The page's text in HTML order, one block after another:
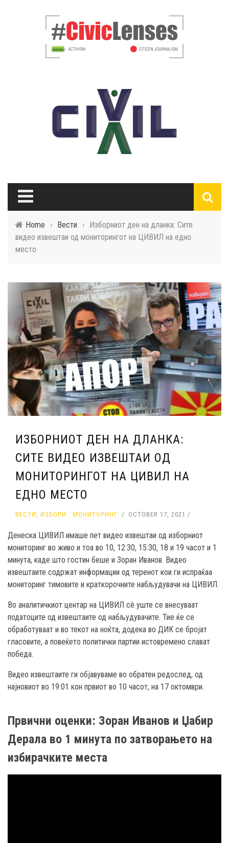
Home › Вести › Изборниот ден на дланка: Сите
видео извештаи од мониторингот на ЦИВИЛ на едно
место
ИЗБОРНИОТ ДЕН НА ДЛАНКА:
СИТЕ ВИДЕО ИЗВЕШТАИ ОД
МОНИТОРИНГОТ НА ЦИВИЛ НА
ЕДНО МЕСТО
ВЕСТИ, ИЗБОРИ , МОНИТОРИНГ OCTOBER 17, 2021
Денеска ЦИВИЛ имаше пет видео извештаи од изборниот
мониторинг во живо и тоа во 10, 12:30, 15:30, 18 и 19 часот и 1
минута, каде што гостин беше и Зоран Иванов. Видео
извештаите содржат информации од теренот кои ги испраќаа
мониторинг тимовите и краткорочните набљудувачи на ЦИВИЛ.
Во аналитичкиот центар на ЦИВИЛ сè уште се внесуваат
податоците од извештаите од набљудувачите. Тие ќе се
обработуваат и во текот на ноќта, додека во ДИК се бројат
гласовите, а повеќето политички партии истовремено слават
победа.
Видео извештаите ги објавуваме во обратен редослед, од
најновиот во 19:01 кон првиот во 10 часот, на 17 октомври.
Првични оценки: Зоран Иванов и Џабир
Дерала во 1 минута по затворањето на
избирачките места